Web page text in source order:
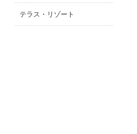
テラス・リゾート